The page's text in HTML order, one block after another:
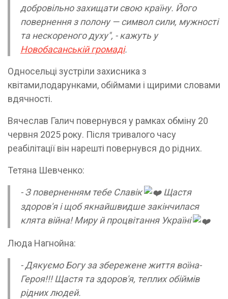
добровільно захищати свою країну. Його
повернення з полону — символ сили, мужності
та нескореного духу", - кажуть у
Новобасанській громаді.
Односельці зустріли захисника з
квітами,подарунками, обіймами і щирими словами
вдячності.
Вячеслав Галич повернувся у рамках обміну 20
червня 2025 року. Після тривалого часу
реабілітації він нарешті повернувся до рідних.
Тетяна Шевченко:
- З поверненням тебе Славік
Щастя
здоров'я і щоб якнайшвидше закінчилася
клята війна! Миру й процвітання Україні
Люда Нагнойна:
- Дякуємо Богу за збережене життя воїна-
Героя!!! Щастя та здоров'я, теплих обіймів
рідних людей.